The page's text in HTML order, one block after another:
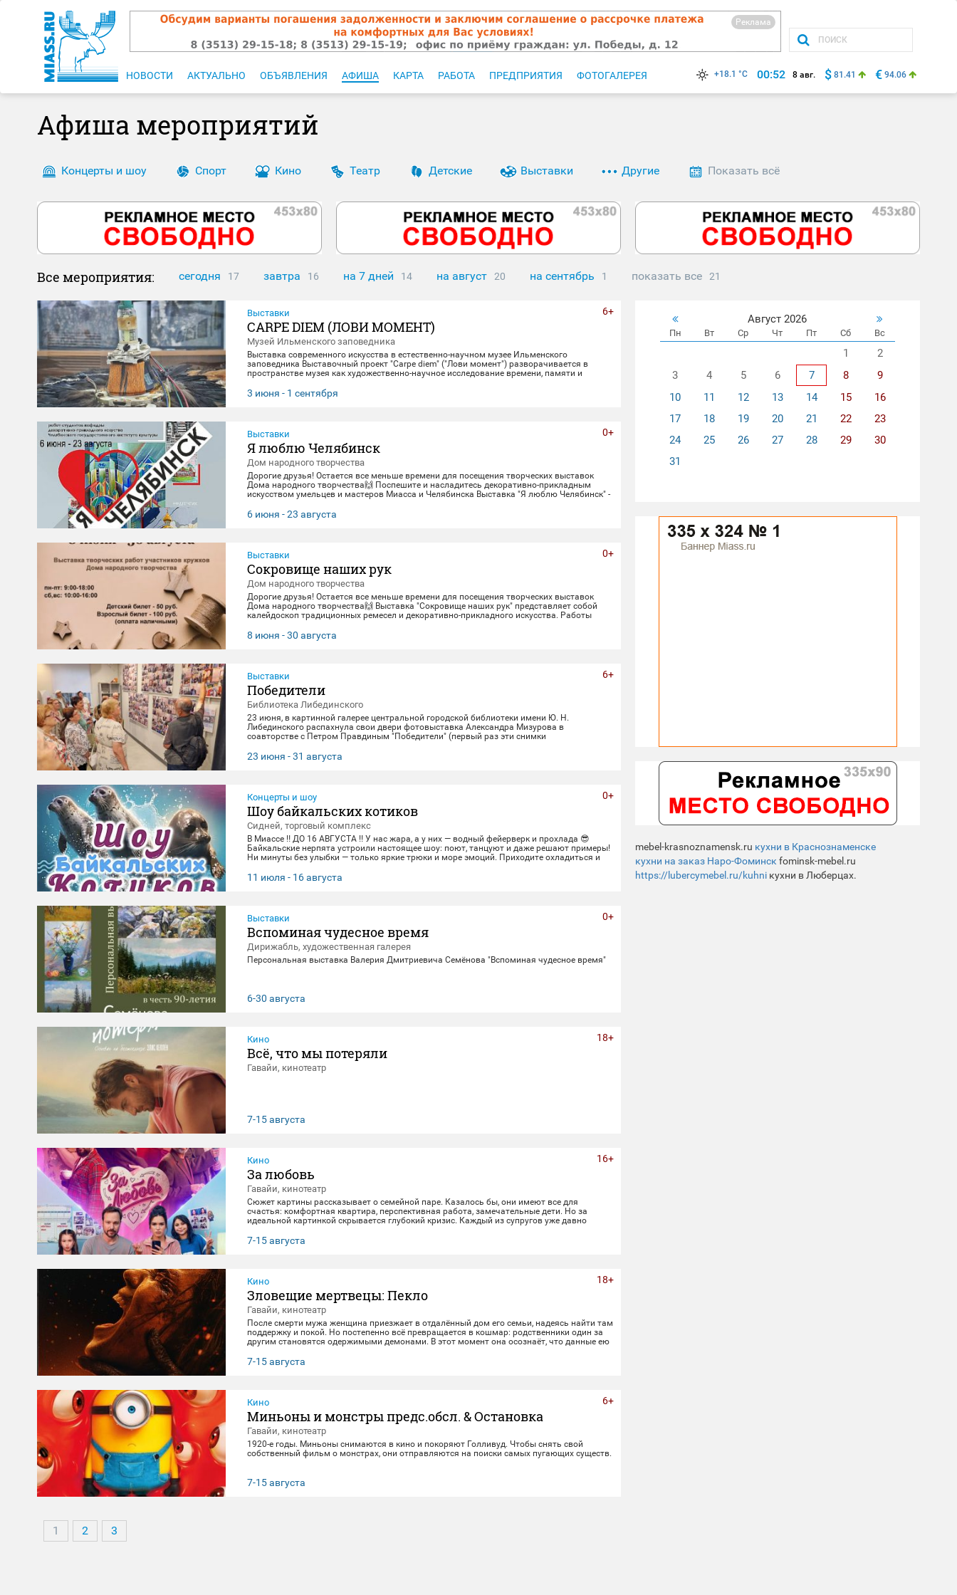
Реклама
НОВОСТИ АКТУАЛЬНО ОБЪЯВЛЕНИЯ АФИША КАРТА РАБОТА ПРЕДПРИЯТИЯ ФОТОГАЛЕРЕЯ +18.1 °C 00:52 8 авг. $ 81.41 € 94.06
Афиша мероприятий
Концерты и шоу Спорт Кино Театр Детские Выставки Другие Показать всё
Все мероприятия: сегодня 17 завтра 16 на 7 дней 14 на август 20 на сентябрь 1 показать все 21
Выставки
CARPE DIEM (ЛОВИ МОМЕНТ)
Музей Ильменского заповедника
Выставка современного искусства в естественно-научном музее Ильменского
заповедника Выставочный проект "Carpe diem" ("Лови момент") разворачивается в
пространстве музея как художественно-научное исследование времени, памяти и
концептуального искусства, экспозиция предлагает зрителю остановиться в моменте
"здесь и сейчас", чтобы заглянуть одновременно в далекое прошлое Земли и в её
3 июня - 1 сентября
6+
Выставки
Я люблю Челябинск
Дом народного творчества
Дорогие друзья! Остается все меньше времени для посещения творческих выставок
Дома народного творчества🙌 Поспешите и насладитесь декоративно-прикладным
искусством умельцев и мастеров Миасса и Челябинска Выставка "Я люблю Челябинск" -
декоративно-прикладного искусства ЧГИК. Увидеть представленные работы можно до
6 июня - 23 августа
0+
Выставки
Сокровище наших рук
Дом народного творчества
Дорогие друзья! Остается все меньше времени для посещения творческих выставок
Дома народного творчества🙌 Выставка "Сокровище наших рук" представляет собой
калейдоскоп традиционных ремесел и декоративно-прикладного искусства. Работы
творчества. Посетить выставку можно до 30 августа.
8 июня - 30 августа
0+
Выставки
Победители
Библиотека Либединского
23 июня, в картинной галерее центральной городской библиотеки имени Ю. Н.
Либединского распахнула свои двери фотовыставка Александра Мизурова в
соавторстве с Петром Правдиным "Победители" (первый раз эти снимки
и за каждым кадром 40 лет неустанной работы мастера, 40 лет трепетного
всматривания в лица, 40 лет благодарной памяти. На снимках - торжественные парады
23 июня - 31 августа
6+
Концерты и шоу
Шоу байкальских котиков
Сидней, торговый комплекс
В Миассе ‼️ ДО 16 АВГУСТА ‼️ У нас жара, а у них — водный фейерверк и прохлада 😎
Байкальские нерпята устроили настоящее шоу: поют, танцуют и даже решают примеры!
Ни минуты без улыбки — только яркие трюки и море эмоций. Приходите охладиться и
14:00, 16:00,18:30 Суббота и воскресенье 12:00,14:00,16:00,18:30 Понедельник-
вторник(Санитарный день) 📍 Ме
11 июля - 16 августа
0+
Выставки
Вспоминая чудесное время
Дирижабль, художественная галерея
Персональная выставка Валерия Дмитриевича Семёнова "Вспоминая чудесное время"
6-30 августа
0+
Кино
Всё, что мы потеряли
Гавайи, кинотеатр
7-15 августа
18+
Кино
За любовь
Гавайи, кинотеатр
Сюжет картины рассказывает о семейной паре. Казалось бы, они имеют все для
счастья: комфортная квартира, перспективная работа, замечательные дети. Но за
идеальной картинкой скрывается глубокий кризис. Каждый из супругов уже давно
получает бутылку с волшебным напитком. Теперь их жизнь — это увлекательное
приключение, полное неожиданных последствий сбывшихся желаний.
7-15 августа
16+
Кино
Зловещие мертвецы: Пекло
Гавайи, кинотеатр
После смерти мужа женщина приезжает в отдалённый дом его семьи, надеясь найти там
поддержку и покой. Но постепенно всё превращается в кошмар: родственники один за
другим становятся одержимыми демонами. В этот момент она осознаёт, что данные ею
7-15 августа
18+
Кино
Миньоны и монстры предс.обсл. & Остановка
Гавайи, кинотеатр
1920-е годы. Миньоны снимаются в кино и покоряют Голливуд. Чтобы снять свой
собственный фильм о монстрах, они отправляются на поиски самых пугающих существ.
7-15 августа
6+
1 2 3
Август 2026
Пн Вт Ср Чт Пт Сб Вс
1
2
3
4 5 6 7 8
9
10
11 12 13 14 15
16
17
18 19 20 21 22
23
24
25 26 27 28 29
30
31
mebel-krasnoznamensk.ru кухни в Краснознаменске
кухни на заказ Наро-Фоминск fominsk-mebel.ru
https://lubercymebel.ru/kuhni кухни в Люберцах.